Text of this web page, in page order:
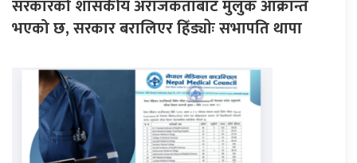
सरकारको शासकीय अराजकताबाट मुलुक आक्रान्त
भएको छ, सरकार बरालिएर हिँड्याेः सभापति थापा